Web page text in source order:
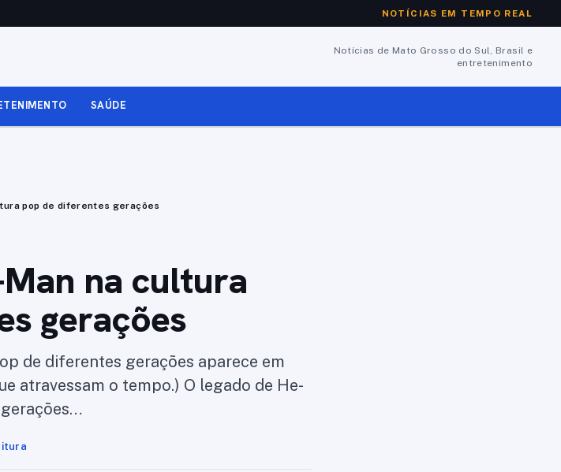
NOTÍCIAS EM TEMPO REAL
Notícias de Mato Grosso do Sul, Brasil e
entretenimento
SAÚDE
pop de diferentes gerações
na cultura
gerações
de diferentes gerações aparece em
atravessam o tempo.) O legado de He-